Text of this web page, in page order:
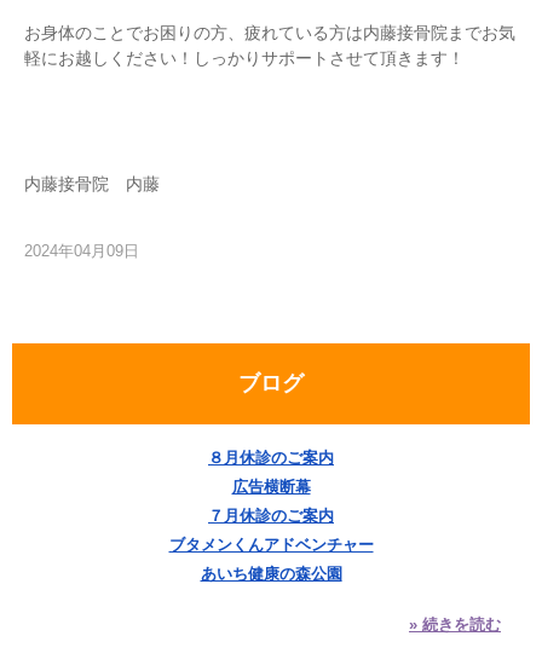
お身体のことでお困りの方、疲れている方は内藤接骨院までお気
軽にお越しください！しっかりサポートさせて頂きます！
内藤接骨院 内藤
2024年04月09日
ブログ
８月休診のご案内
広告横断幕
７月休診のご案内
ブタメンくんアドベンチャー
あいち健康の森公園
» 続きを読む